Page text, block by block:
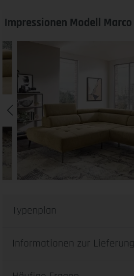
Impressionen Modell Marco
Typenplan
Informationen zur Lieferung